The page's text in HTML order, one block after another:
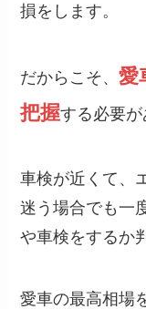
損をします。
だからこそ、愛
把握する必要が
車検が近くて、
迷う場合でも一
や車検をするか
愛車の最高相場